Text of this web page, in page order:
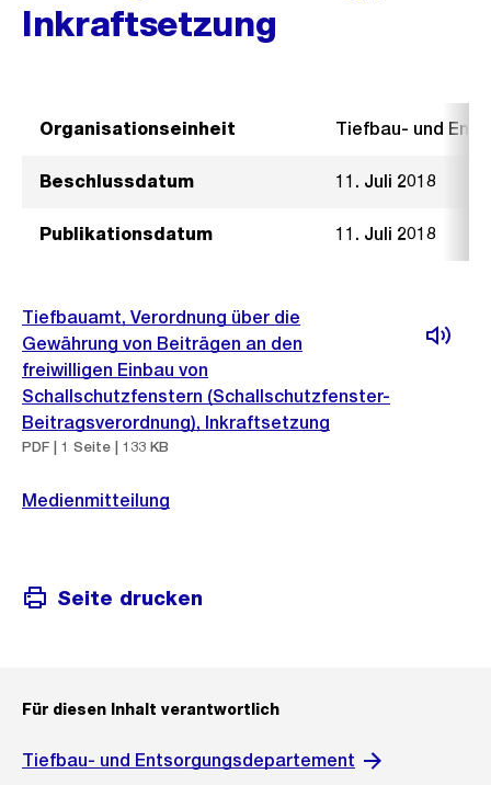
Inkraftsetzung
Organisationseinheit Tiefbau- und
Beschlussdatum 11. Juli 2018
Publikationsdatum 11. Juli 2018
Tiefbauamt, Verordnung über die
Gewährung von Beiträgen an den
freiwilligen Einbau von
Schallschutzfenstern (Schallschutzfenster-
Beitragsverordnung), Inkraftsetzung
PDF | 1 Seite | 133 KB
Medienmitteilung
Seite drucken
Für diesen Inhalt verantwortlich
Tiefbau- und Entsorgungsdepartement